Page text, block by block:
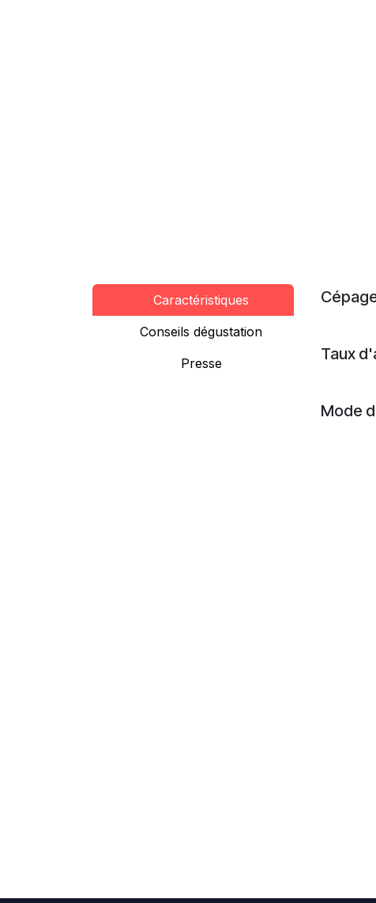
Caractéristiques
Conseils dégustation
Presse
Taux
Mode